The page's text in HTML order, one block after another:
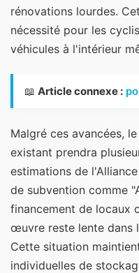
rénovations lourdes.
nécessité pour les
véhicules à l'intérieur
📖 Article connexe :
Malgré ces avancées,
existant prendra
estimations de
de subvention comme
financement de locaux
œuvre reste lente dans
Cette situation
individuelles de